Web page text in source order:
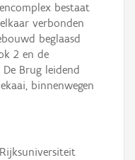
bestaat
verbonden
beglaasd
2 en de
Brug leidend
binnenwegen